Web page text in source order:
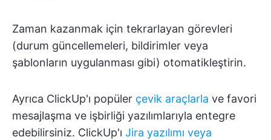
Zaman kazanmak için tekrarlayan görevleri
(durum güncellemeleri, bildirimler veya
şablonların uygulanması gibi) otomatikleştirin.
Ayrıca ClickUp'ı popüler çevik araçlarla ve favori
mesajlaşma ve işbirliği yazılımlarıyla entegre
edebilirsiniz. ClickUp'ı Jira yazılımı veya